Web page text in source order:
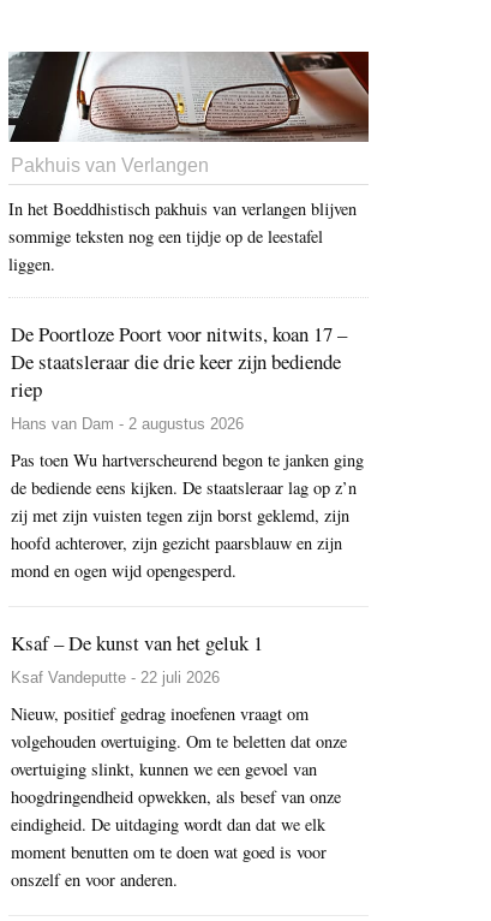
Pakhuis van Verlangen
In het Boeddhistisch pakhuis van verlangen blijven
sommige teksten nog een tijdje op de leestafel
liggen.
De Poortloze Poort voor nitwits, koan 17 –
De staatsleraar die drie keer zijn bediende
riep
Hans van Dam - 2 augustus 2026
Pas toen Wu hartverscheurend begon te janken ging
de bediende eens kijken. De staatsleraar lag op z’n
zij met zijn vuisten tegen zijn borst geklemd, zijn
hoofd achterover, zijn gezicht paarsblauw en zijn
mond en ogen wijd opengesperd.
Ksaf – De kunst van het geluk 1
Ksaf Vandeputte - 22 juli 2026
Nieuw, positief gedrag inoefenen vraagt om
volgehouden overtuiging. Om te beletten dat onze
overtuiging slinkt, kunnen we een gevoel van
hoogdringendheid opwekken, als besef van onze
eindigheid. De uitdaging wordt dan dat we elk
moment benutten om te doen wat goed is voor
onszelf en voor anderen.